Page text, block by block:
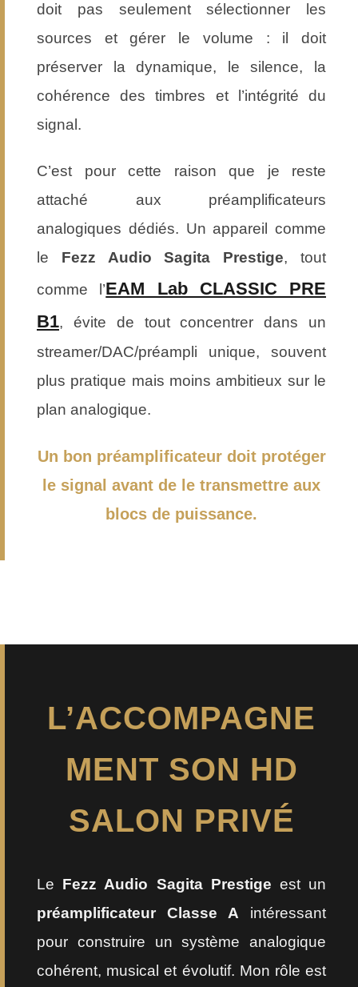
doit pas seulement sélectionner les
sources et gérer le volume : il doit
préserver la dynamique, le silence, la
cohérence des timbres et l’intégrité du
signal.
C’est pour cette raison que je reste
attaché aux préamplificateurs
analogiques dédiés. Un appareil comme
le Fezz Audio Sagita Prestige, tout
comme l’EAM Lab CLASSIC PRE
B1, évite de tout concentrer dans un
streamer/DAC/préampli unique, souvent
plus pratique mais moins ambitieux sur le
plan analogique.
Un bon préamplificateur doit protéger
le signal avant de le transmettre aux
blocs de puissance.
L’ACCOMPAGNE
MENT SON HD
SALON PRIVÉ
Le Fezz Audio Sagita Prestige est un
préamplificateur Classe A intéressant
pour construire un système analogique
cohérent, musical et évolutif. Mon rôle est